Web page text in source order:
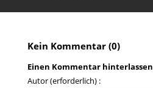
Kein Kommentar (0)
Einen Kommentar hinterlassen
Autor (erforderlich) :